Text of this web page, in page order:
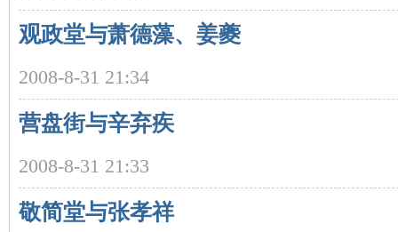
观政堂与萧德藻、姜夔
2008-8-31 21:34
营盘街与辛弃疾
2008-8-31 21:33
敬简堂与张孝祥